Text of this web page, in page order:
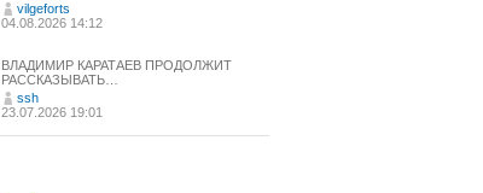
vilgeforts
04.08.2026 14:12
ВЛАДИМИР КАРАТАЕВ ПРОДОЛЖИТ
РАССКАЗЫВАТЬ…
ssh
23.07.2026 19:01